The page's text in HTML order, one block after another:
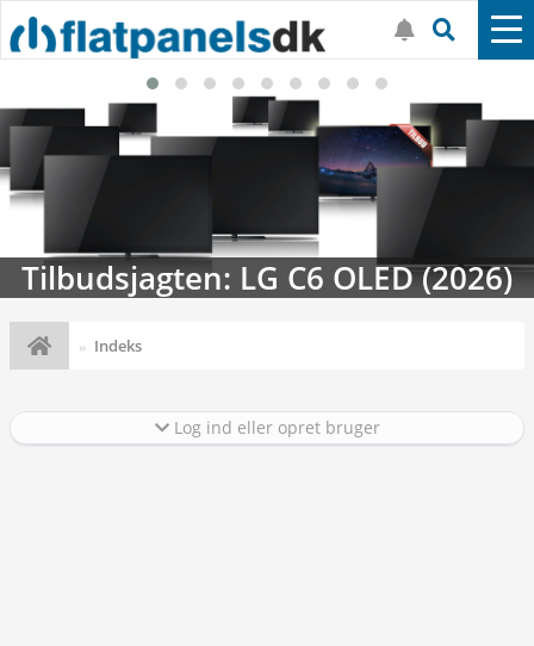
OLED (2026) Streaming-
Indeks
Log ind eller opret bruger